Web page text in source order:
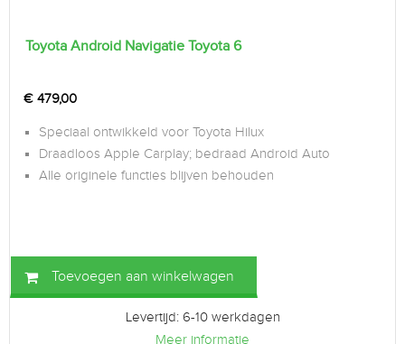
Toyota Android Navigatie Toyota 6
€ 479,00
Speciaal ontwikkeld voor Toyota Hilux
Draadloos Apple Carplay; bedraad Android Auto
Alle originele functies blijven behouden
Toevoegen aan winkelwagen
Levertijd: 6-10 werkdagen
Meer informatie